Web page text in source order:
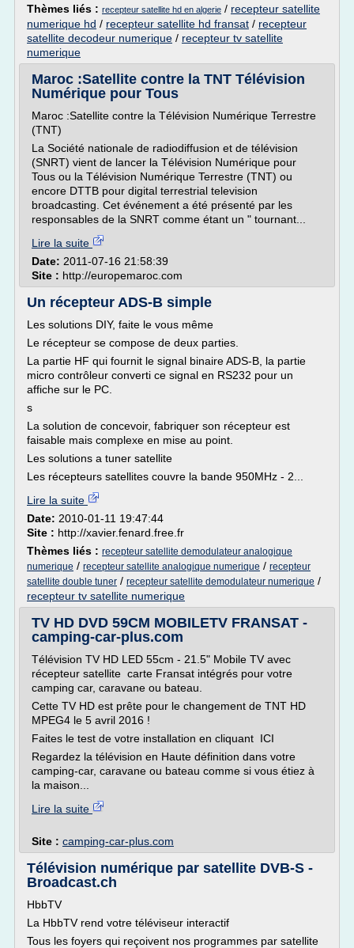
Thèmes liés : recepteur satellite hd en algerie / recepteur satellite
numerique hd / recepteur satellite hd fransat / recepteur
satellite decodeur numerique / recepteur tv satellite
numerique
Maroc :Satellite contre la TNT Télévision
Numérique pour Tous
Maroc :Satellite contre la Télévision Numérique Terrestre
(TNT)
La Société nationale de radiodiffusion et de télévision
(SNRT) vient de lancer la Télévision Numérique pour
Tous ou la Télévision Numérique Terrestre (TNT) ou
encore DTTB pour digital terrestrial television
broadcasting. Cet événement a été présenté par les
responsables de la SNRT comme étant un " tournant...
Lire la suite
Date: 2011-07-16 21:58:39
Site : http://europemaroc.com
Un récepteur ADS-B simple
Les solutions DIY, faite le vous même
Le récepteur se compose de deux parties.
La partie HF qui fournit le signal binaire ADS-B, la partie
micro contrôleur converti ce signal en RS232 pour un
affiche sur le PC.
s
La solution de concevoir, fabriquer son récepteur est
faisable mais complexe en mise au point.
Les solutions a tuner satellite
Les récepteurs satellites couvre la bande 950MHz - 2...
Lire la suite
Date: 2010-01-11 19:47:44
Site : http://xavier.fenard.free.fr
Thèmes liés : recepteur satellite demodulateur analogique
numerique / recepteur satellite analogique numerique / recepteur
satellite double tuner / recepteur satellite demodulateur numerique /
recepteur tv satellite numerique
TV HD DVD 59CM MOBILETV FRANSAT -
camping-car-plus.com
Télévision TV HD LED 55cm - 21.5" Mobile TV avec
récepteur satellite carte Fransat intégrés pour votre
camping car, caravane ou bateau.
Cette TV HD est prête pour le changement de TNT HD
MPEG4 le 5 avril 2016 !
Faites le test de votre installation en cliquant ICI
Regardez la télévision en Haute définition dans votre
camping-car, caravane ou bateau comme si vous étiez à
la maison...
Lire la suite
Site : camping-car-plus.com
Télévision numérique par satellite DVB-S -
Broadcast.ch
HbbTV
La HbbTV rend votre téléviseur interactif
Tous les foyers qui reçoivent nos programmes par satellite